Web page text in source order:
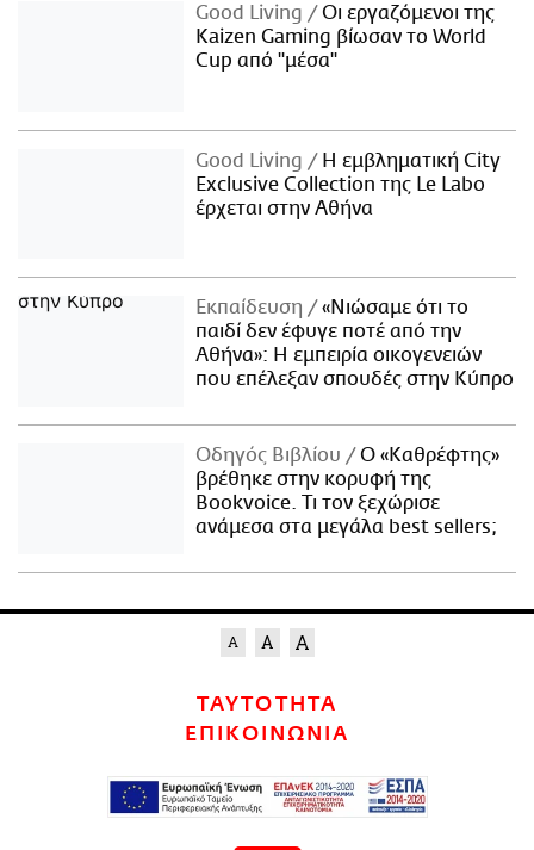
Good Living
Οι εργαζόμενοι της
Kaizen Gaming βίωσαν το World
Cup από "μέσα"
Good Living
Η εμβληματική City
Exclusive Collection της Le Labo
έρχεται στην Αθήνα
Εκπαίδευση
«Νιώσαμε ότι το
παιδί δεν έφυγε ποτέ από την
Αθήνα»: Η εμπειρία οικογενειών
που επέλεξαν σπουδές στην Κύπρο
Οδηγός Βιβλίου
Ο «Καθρέφτης»
βρέθηκε στην κορυφή της
Bookvoice. Τι τον ξεχώρισε
ανάμεσα στα μεγάλα best sellers;
ΤΑΥΤΟΤΗΤΑ
ΕΠΙΚΟΙΝΩΝΙΑ